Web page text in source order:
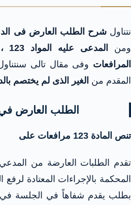
نتناولشرح الطلب العارض فى
ومن
المدعى عليه
المرافعات وفى مقال تالى
المقدم من الغير الذى لم يختصم
الطلب العارض
تنص المادة 123 مرافعات على
تقدم الطلبات العارضة من
المحكمة بالإجراءات المعتادة
بطلب يقدم شفاهاً في الجلسة